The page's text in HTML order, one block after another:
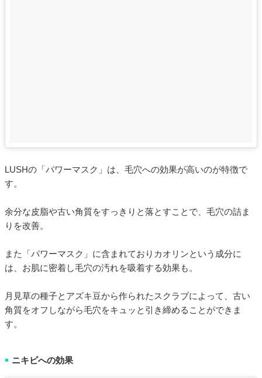
LUSHの「パワーマスク」は、毛穴への効果が高いのが特徴で
す。
余分な皮脂や古い角質をすっきりと落とすことで、毛穴の詰ま
りを改善。
また「パワーマスク」に含まれておりカオリンという成分に
は、お肌に密着し毛穴の汚れを吸着する効果も。
月見草の種子とアズキ豆から作られたスクラブによって、古い
角質をオフしながら毛穴をキュッと引き締めることができま
す。
■ ニキビへの効果